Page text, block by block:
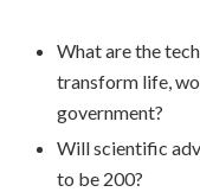
What are the
transform life,
government?
Will scientific
to be 200?